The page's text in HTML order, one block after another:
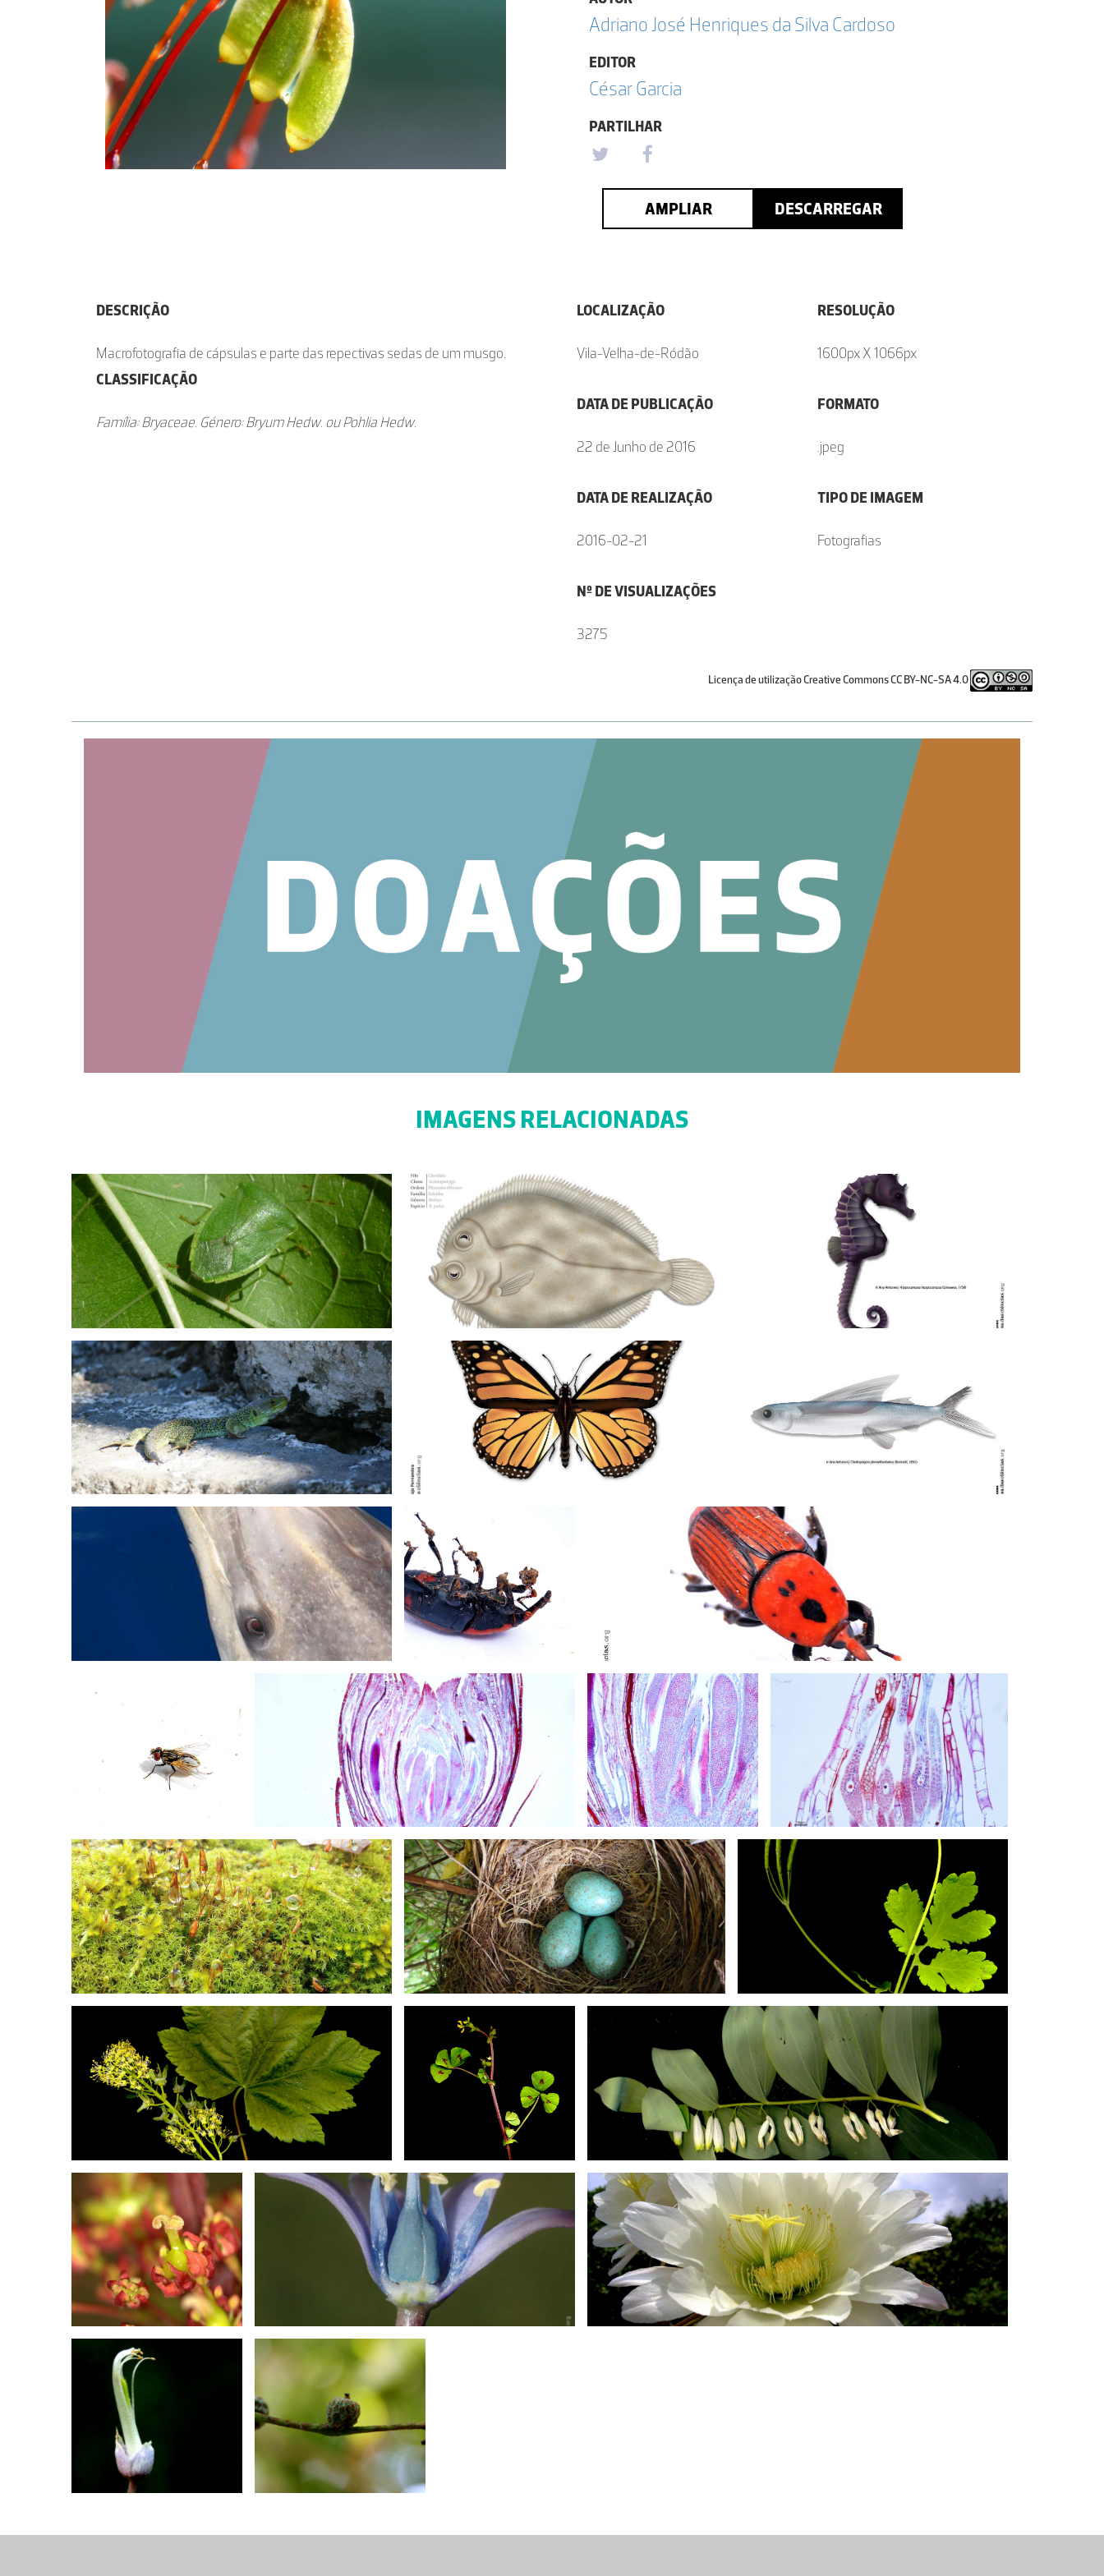
Adriano José Henriques da Silva Cardoso
EDITOR
César Garcia
PARTILHAR
AMPLIAR DESCARREGAR
DESCRIÇÃO
Macrofotografia de cápsulas e parte das repectivas sedas de um musgo.
CLASSIFICAÇÃO
Família: Bryaceae. Género: Bryum Hedw. ou Pohlia Hedw.
LOCALIZAÇÃO
Vila-Velha-de-Ródão
DATA DE PUBLICAÇÃO
22 de Junho de 2016
DATA DE REALIZAÇÃO
2016-02-21
Nº DE VISUALIZAÇÕES
3275
RESOLUÇÃO
1600px X 1066px
FORMATO
.jpeg
TIPO DE IMAGEM
Fotografias
Licença de utilização Creative Commons CC BY-NC-SA 4.0
IMAGENS RELACIONADAS